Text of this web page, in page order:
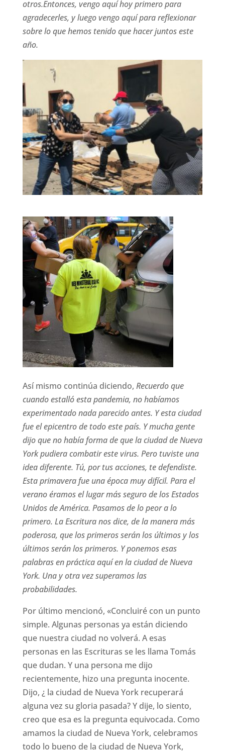
otros.Entonces, vengo aquí hoy primero para
agradecerles, y luego vengo aquí para reflexionar
sobre lo que hemos tenido que hacer juntos este
año.
Así mismo continúa diciendo, Recuerdo que
cuando estalló esta pandemia, no habíamos
experimentado nada parecido antes. Y esta ciudad
fue el epicentro de todo este país. Y mucha gente
dijo que no había forma de que la ciudad de Nueva
York pudiera combatir este virus. Pero tuviste una
idea diferente. Tú, por tus acciones, te defendiste.
Esta primavera fue una época muy difícil. Para el
verano éramos el lugar más seguro de los Estados
Unidos de América. Pasamos de lo peor a lo
primero. La Escritura nos dice, de la manera más
poderosa, que los primeros serán los últimos y los
últimos serán los primeros. Y ponemos esas
palabras en práctica aquí en la ciudad de Nueva
York. Una y otra vez superamos las
probabilidades.
Por último mencionó, «Concluiré con un punto
simple. Algunas personas ya están diciendo
que nuestra ciudad no volverá. A esas
personas en las Escrituras se les llama Tomás
que dudan. Y una persona me dijo
recientemente, hizo una pregunta inocente.
Dijo, ¿ la ciudad de Nueva York recuperará
alguna vez su gloria pasada? Y dije, lo siento,
creo que esa es la pregunta equivocada. Como
amamos la ciudad de Nueva York, celebramos
todo lo bueno de la ciudad de Nueva York,